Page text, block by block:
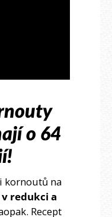
o 64
kornoutů na
redukci a
Recept